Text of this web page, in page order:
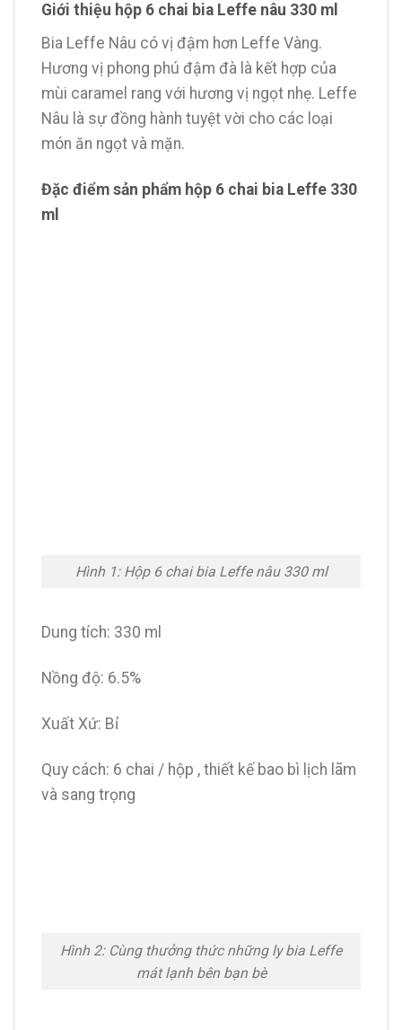
Giới thiệu hộp 6 chai bia Leffe nâu 330 ml
Bia Leffe Nâu có vị đậm hơn Leffe Vàng.
Hương vị phong phú đậm đà là kết hợp của
mùi caramel rang với hương vị ngọt nhẹ. Leffe
Nâu là sự đồng hành tuyệt vời cho các loại
món ăn ngọt và mặn.
Đặc điểm sản phẩm hộp 6 chai bia Leffe 330
ml
Hình 1: Hộp 6 chai bia Leffe nâu 330 ml
Dung tích: 330 ml
Nồng độ: 6.5%
Xuất Xứ: Bỉ
Quy cách: 6 chai / hộp , thiết kế bao bì lịch lãm
và sang trọng
Hình 2: Cùng thưởng thức những ly bia Leffe
mát lạnh bên bạn bè